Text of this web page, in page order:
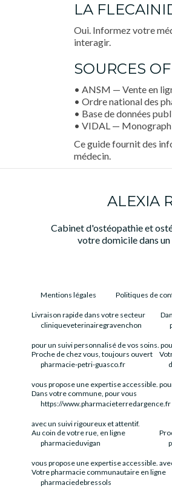
LA
Oui. Informez votre
interagir.
SOURCES
• ANSM — Vente en
• Ordre national des
• Base de données
• VIDAL —
Ce guide fournit des
médecin.
ALEXIA
Cabinet d'ostéopathie et
votre domicile dans
Mentions légales Politiques de
Livraison rapide dans votre secteur
cliniqueveterinairegravenchon
pour un suivi personnalisé de vos soins.
Proche de chez vous, toujours ouvert
pharmacie-petri-guasco.fr
vous propose une expertise accessible.
Dans votre commune, pour vous
https://www.pharmacieterredargence.fr
avec un suivi rigoureux et attentif.
Au coin de votre rue, en ligne
pharmacieduvigan
vous propose une expertise accessible.
Votre pharmacie communautaire en ligne
pharmaciedebressols